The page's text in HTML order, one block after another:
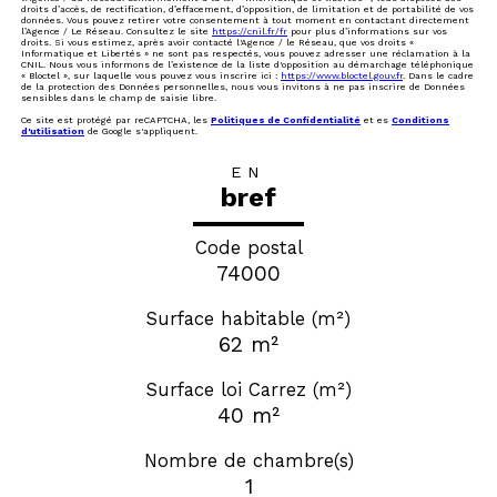
droits d’accès, de rectification, d’effacement, d’opposition, de limitation et de portabilité de vos
données. Vous pouvez retirer votre consentement à tout moment en contactant directement
l’Agence / Le Réseau. Consultez le site https://cnil.fr/fr pour plus d’informations sur vos
droits. Si vous estimez, après avoir contacté l'Agence / le Réseau, que vos droits «
Informatique et Libertés » ne sont pas respectés, vous pouvez adresser une réclamation à la
CNIL. Nous vous informons de l’existence de la liste d'opposition au démarchage téléphonique
« Bloctel », sur laquelle vous pouvez vous inscrire ici : https://www.bloctel.gouv.fr. Dans le cadre
de la protection des Données personnelles, nous vous invitons à ne pas inscrire de Données
sensibles dans le champ de saisie libre.
Ce site est protégé par reCAPTCHA, les Politiques de Confidentialité et es Conditions
d'utilisation de Google s'appliquent.
EN
bref
Code postal
74000
Surface habitable (m²)
62 m²
Surface loi Carrez (m²)
40 m²
Nombre de chambre(s)
1